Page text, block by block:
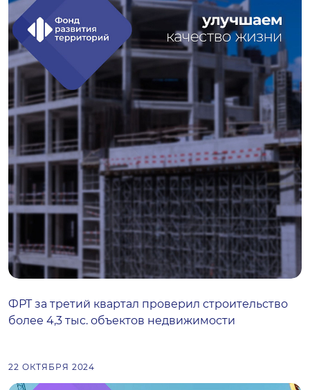
ФРТ за третий квартал проверил строительство
более 4,3 тыс. объектов недвижимости
22 ОКТЯБРЯ 2024